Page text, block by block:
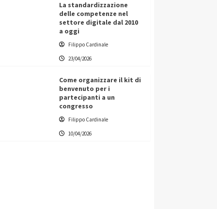
La standardizzazione
delle competenze nel
settore digitale dal 2010
a oggi
Filippo Cardinale
23/04/2026
Come organizzare il kit di
benvenuto per i
partecipanti a un
congresso
Filippo Cardinale
10/04/2026